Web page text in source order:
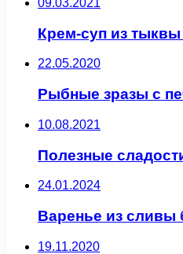
09.03.2021
Крем-суп из
22.05.2020
Рыбные зразы с
10.08.2021
Полезные
24.01.2024
Варенье из сливы
19.11.2020